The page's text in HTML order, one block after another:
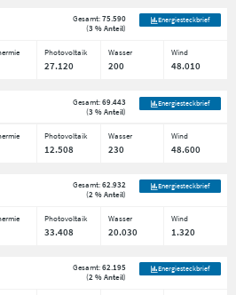
Gesamt:75.590
(3 % Anteil)
Energiesteckbrief
Photovoltaik Wasser Wind
27.120 200 48.010
Gesamt:69.443
(3 % Anteil)
Energiesteckbrief
Photovoltaik Wasser Wind
12.508 230 48.600
Gesamt:62.932
(2 % Anteil)
Energiesteckbrief
Photovoltaik Wasser Wind
33.408 20.030 1.320
Gesamt:62.195
(2 % Anteil)
Energiesteckbrief